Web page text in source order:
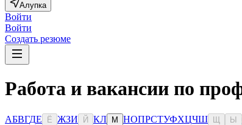
Алупка
Войти
Войти
Создать резюме
Работа и вакансии по
АБВГДЕ Ё ЖЗИ Й КЛ М НОПРСТУФХЦЧШ Ы